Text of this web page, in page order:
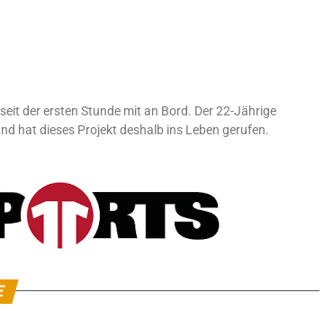
der ersten Stunde mit an Bord. Der 22-Jährige
hat dieses Projekt deshalb ins Leben gerufen.